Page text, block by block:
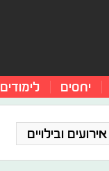
יחסים לימודים
אירועים ובילויים